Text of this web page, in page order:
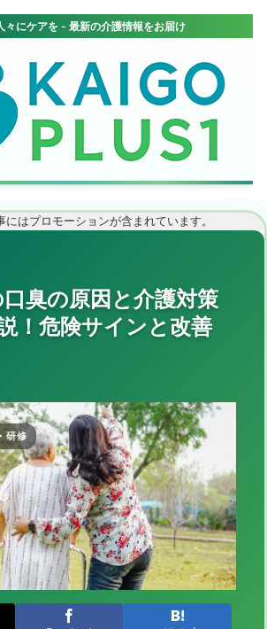
にはプロモーションが含まれています。
臭の原因と介護対策
！危険サインと改善
研修